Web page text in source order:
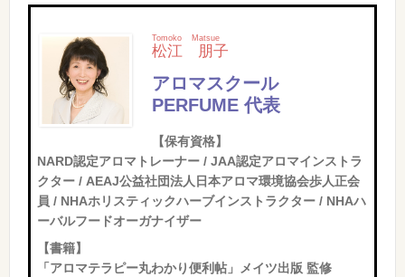
松江
Tomoko
朋子
Matsue
アロマスクール
PERFUME 代表
【保有資格】
NARD認定アロマトレーナー / JAA認定アロマインストラ
クター / AEAJ公益社団法人日本アロマ環境協会歩人正会
員 / NHAホリスティックハーブインストラクター / NHAハ
ーバルフードオーガナイザー
【書籍】
「アロマテラピー丸わかり便利帖」メイツ出版 監修